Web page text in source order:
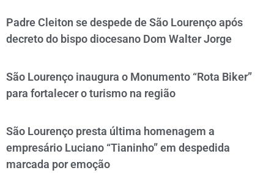
Padre Cleiton se despede de São Lourenço após
decreto do bispo diocesano Dom Walter Jorge
São Lourenço inaugura o Monumento “Rota Biker”
para fortalecer o turismo na região
São Lourenço presta última homenagem a
empresário Luciano “Tianinho” em despedida
marcada por emoção